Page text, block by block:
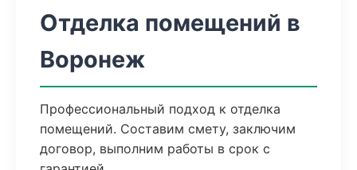
Отделка помещений в
Воронеж
Профессиональный подход к отделка
помещений. Составим смету, заключим
договор, выполним работы в срок с